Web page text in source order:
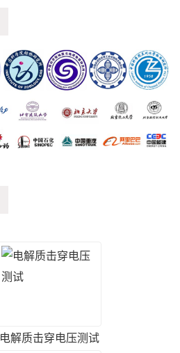
电解质击穿电压测试